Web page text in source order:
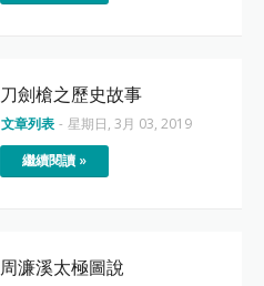
刀劍槍之歷史故事
文章列表 - 星期日, 3月 03, 2019
繼續閱讀 »
周濂溪太極圖說